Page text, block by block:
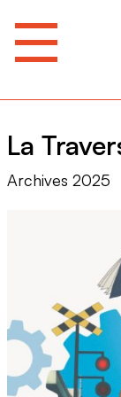
La
Archives 2025